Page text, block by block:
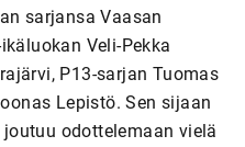
sarjansa Vaasan
Veli-Pekka
P13-sarjan Tuomas
Lepistö. Sen sijaan
odottelemaan vielä